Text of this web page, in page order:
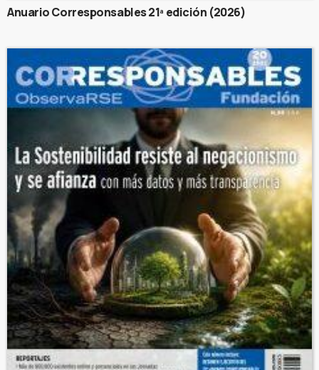
Anuario Corresponsables 21ª edición (2026)